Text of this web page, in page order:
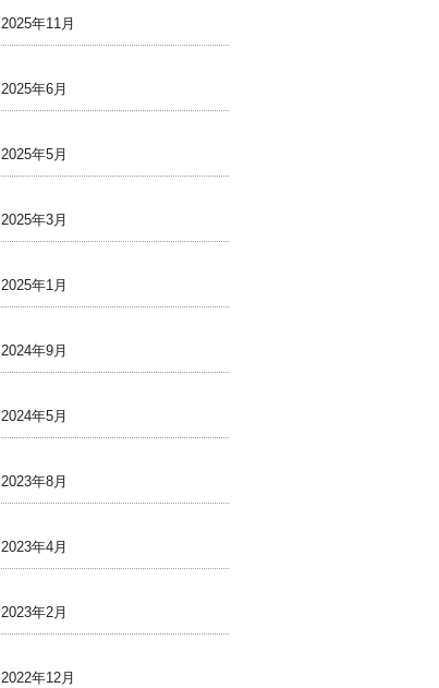
2025年11月
2025年6月
2025年5月
2025年3月
2025年1月
2024年9月
2024年5月
2023年8月
2023年4月
2023年2月
2022年12月